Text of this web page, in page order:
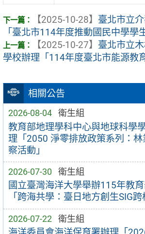
相關公告
2026-08-04 衛生組
教育部地理學科中心與地球科學
理「2050 淨零排放政策系列：
察活動」
2026-07-30 衛生組
國立臺灣海洋大學舉辦115年教
「跨海共學：臺日地方創生SIG跨
2026-07-22 衛生組
【2025-10-28】 臺北市立
「臺北市114年度推動國民中學學
【2025-10-27】 臺北市立
學校辦理「114年度臺北市能源教